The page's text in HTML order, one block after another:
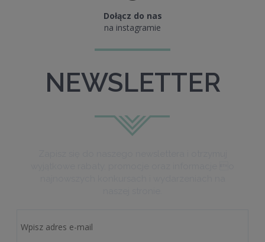
Dołącz do nas
na instagramie
NEWSLETTER